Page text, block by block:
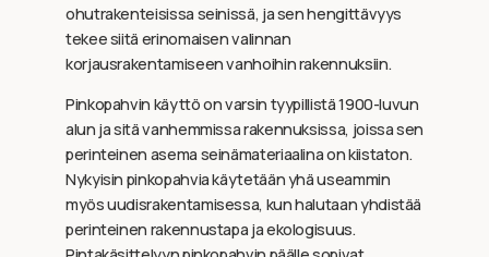
ohutrakenteisissa seinissä, ja sen hengittävyys
tekee siitä erinomaisen valinnan
korjausrakentamiseen vanhoihin rakennuksiin.
Pinkopahvin käyttö on varsin tyypillistä 1900-luvun
alun ja sitä vanhemmissa rakennuksissa, joissa sen
perinteinen asema seinämateriaalina on kiistaton.
Nykyisin pinkopahvia käytetään yhä useammin
myös uudisrakentamisessa, kun halutaan yhdistää
perinteinen rakennustapa ja ekologisuus.